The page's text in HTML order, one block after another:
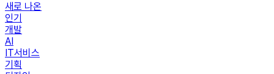
새로 나온
인기
개발
AI
IT서비스
기획